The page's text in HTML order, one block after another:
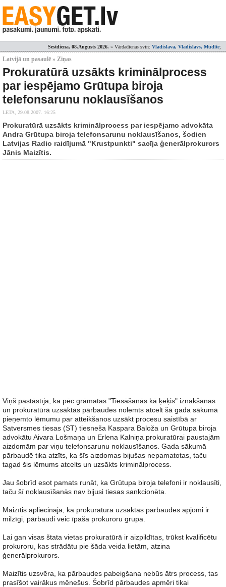
Sestdiena, 08.Augusts 2026. » Vārdadienas svin: Vladislava, Vladislavs, Mudīte;
Latvijā un pasaulē » Ziņas
Prokuratūrā uzsākts kriminālprocess
par iespējamo Grūtupa biroja
telefonsarunu noklausīšanos
LETA, 29.08.2007. 16:25
Prokuratūrā uzsākts kriminālprocess par iespējamo advokāta
Andra Grūtupa biroja telefonsarunu noklausīšanos, šodien
Latvijas Radio raidījumā "Krustpunkti" sacīja ģenerālprokurors
Jānis Maizītis.
Viņš pastāstīja, ka pēc grāmatas "Tiesāšanās kā ķēķis" iznākšanas
un prokuratūrā uzsāktās pārbaudes nolemts atcelt šā gada sākumā
pieņemto lēmumu par atteikšanos uzsākt procesu saistībā ar
Satversmes tiesas (ST) tiesneša Kaspara Baloža un Grūtupa biroja
advokātu Aivara Lošmaņa un Erlena Kalniņa prokuratūrai paustajām
aizdomām par viņu telefonsarunu noklausīšanos. Gada sākumā
pārbaudē tika atzīts, ka šīs aizdomas bijušas nepamatotas, taču
tagad šis lēmums atcelts un uzsākts kriminālprocess.
Jau šobrīd esot pamats runāt, ka Grūtupa biroja telefoni ir noklausīti,
taču šī noklausīšanās nav bijusi tiesas sankcionēta.
Maizītis apliecināja, ka prokuratūrā uzsāktās pārbaudes apjomi ir
milzīgi, pārbaudi veic īpaša prokuroru grupa.
Lai gan visas štata vietas prokuratūrā ir aizpildītas, trūkst kvalificētu
prokuroru, kas strādātu pie šāda veida lietām, atzina
ģenerālprokurors.
Maizītis uzsvēra, ka pārbaudes pabeigšana nebūs ātrs process, tas
prasīšot vairākus mēnešus. Šobrīd pārbaudes apmēri tikai